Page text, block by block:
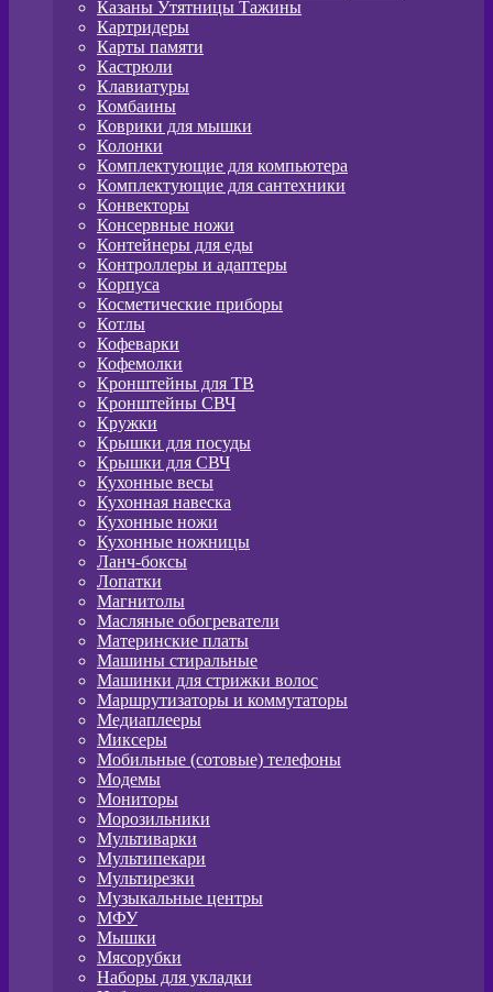
Казаны Утятницы Тажины
Картридеры
Карты памяти
Кастрюли
Клавиатуры
Комбаины
Коврики для мышки
Колонки
Комплектующие для компьютера
Комплектующие для сантехники
Конвекторы
Консервные ножи
Контейнеры для еды
Контроллеры и адаптеры
Корпуса
Косметические приборы
Котлы
Кофеварки
Кофемолки
Кронштейны для ТВ
Кронштейны СВЧ
Кружки
Крышки для посуды
Крышки для СВЧ
Кухонные весы
Кухонная навеска
Кухонные ножи
Кухонные ножницы
Ланч-боксы
Лопатки
Магнитолы
Масляные обогреватели
Материнские платы
Машины стиральные
Машинки для стрижки волос
Маршрутизаторы и коммутаторы
Медиаплееры
Миксеры
Мобильные (сотовые) телефоны
Модемы
Мониторы
Морозильники
Мультиварки
Мультипекари
Мультирезки
Музыкальные центры
МФУ
Мышки
Мясорубки
Наборы для укладки